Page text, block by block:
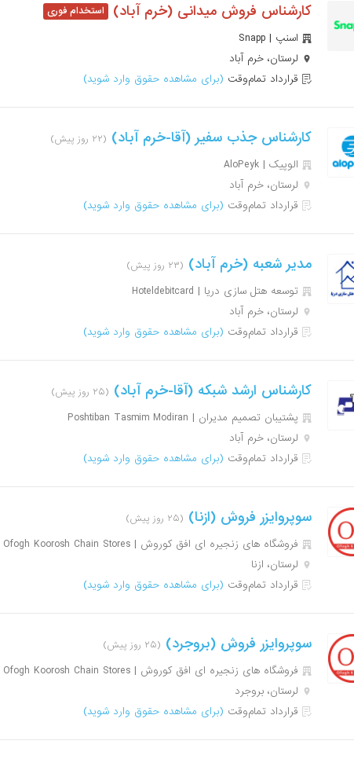
کارشناس فروش میدانی (خرم آباد)
اسنپ | Snapp
لرستان، خرم آباد
قرارداد تمام‌وقت (برای مشاهده حقوق وارد شوید)
کارشناس جذب سفیر (آقا-خرم آباد) (۲۲ روز پیش)
الوپیک | AloPeyk
لرستان، خرم آباد
قرارداد تمام‌وقت (برای مشاهده حقوق وارد شوید)
مدیر شعبه (خرم آباد) (۲۳ روز پیش)
توسعه هتل سازی دریا | Hoteldebitcard
لرستان، خرم آباد
قرارداد تمام‌وقت (برای مشاهده حقوق وارد شوید)
کارشناس ارشد شبکه (آقا-خرم آباد) (۲۵ روز پیش)
پشتیبان تصمیم مدیران | Poshtiban Tasmim Modiran
لرستان، خرم آباد
قرارداد تمام‌وقت (برای مشاهده حقوق وارد شوید)
سوپروایزر فروش (ازنا) (۲۵ روز پیش)
فروشگاه های زنجیره ای افق کوروش | Ofogh Koorosh Chain Stores
لرستان، ازنا
قرارداد تمام‌وقت (برای مشاهده حقوق وارد شوید)
سوپروایزر فروش (بروجرد) (۲۵ روز پیش)
فروشگاه های زنجیره ای افق کوروش | Ofogh Koorosh Chain Stores
لرستان، بروجرد
قرارداد تمام‌وقت (برای مشاهده حقوق وارد شوید)